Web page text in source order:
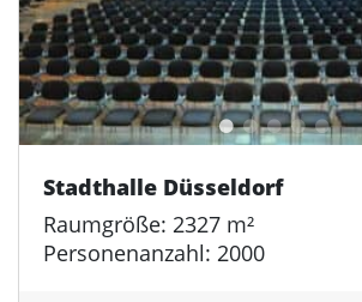
Stadthalle Düsseldorf
Raumgröße: 2327 m²
Personenanzahl: 2000